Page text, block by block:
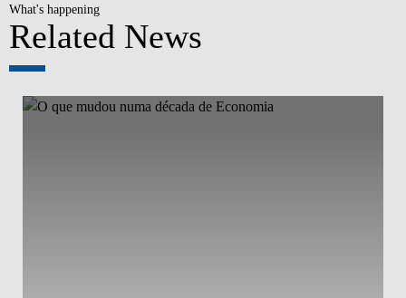
What's happening
Related News